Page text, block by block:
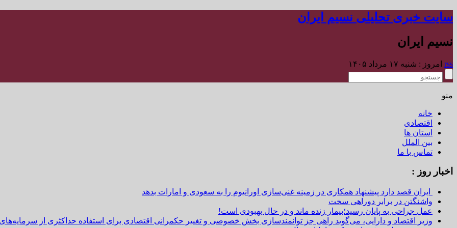
سایت خبری تحلیلی نسیم ایران
نسیم ایران
rss امروز : شنبه ۱۷ مرداد ۱۴۰۵
منو
خانه
اقتصادی
استان ها
بین الملل
تماس با ما
اخبار روز :
ایران قصد دارد پیشنهاد همکاری در زمینه غنی‌سازی اورانیوم را به سعودی و امارات بدهد
واشنگتن در برابر دوراهی سخت
عمل جراحی به پایان رسید؛بیمار زنده ماند و در حال بهبودی است!
وزیر اقتصاد و دارایی، می‌گوید راهی جز توانمندسازی بخش خصوصی و تغییر حکمرانی اقتصادی برای استفاده حداکثری از